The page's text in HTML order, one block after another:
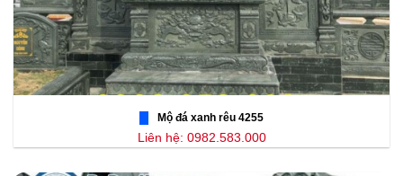
Mộ đá xanh rêu 4255
Liên hệ: 0982.583.000